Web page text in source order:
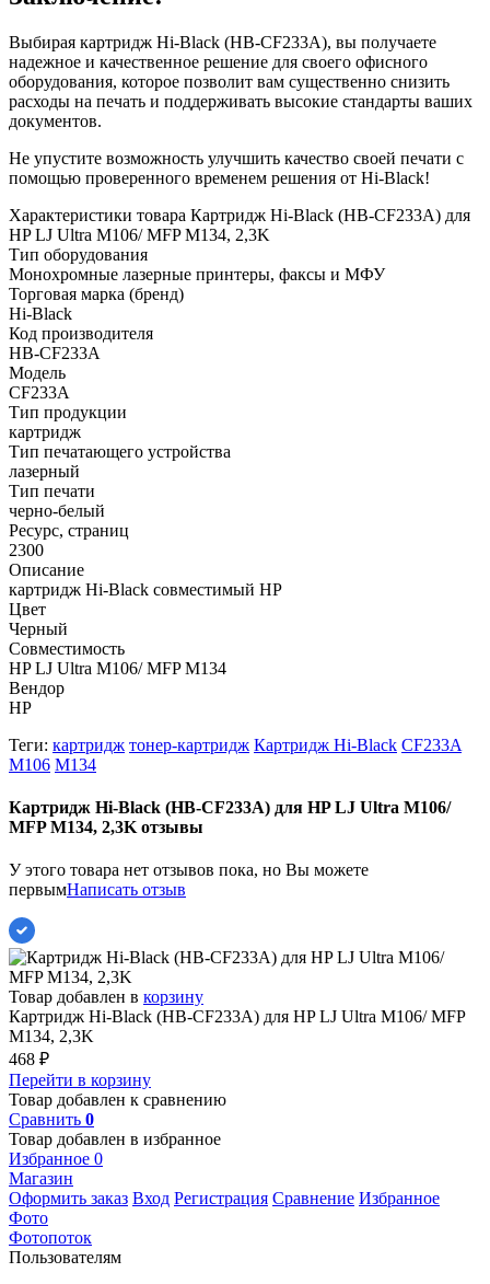
Выбирая картридж Hi-Black (HB-CF233A), вы получаете
надежное и качественное решение для своего офисного
оборудования, которое позволит вам существенно снизить
расходы на печать и поддерживать высокие стандарты ваших
документов.
Не упустите возможность улучшить качество своей печати с
помощью проверенного временем решения от Hi-Black!
Характеристики товара Картридж Hi-Black (HB-CF233A) для
HP LJ Ultra M106/ MFP M134, 2,3K
Тип оборудования
Монохромные лазерные принтеры, факсы и МФУ
Торговая марка (бренд)
Hi-Black
Код производителя
HB-CF233A
Модель
CF233A
Тип продукции
картридж
Тип печатающего устройства
лазерный
Тип печати
черно-белый
Ресурс, страниц
2300
Описание
картридж Hi-Black совместимый HP
Цвет
Черный
Совместимость
HP LJ Ultra M106/ MFP M134
Вендор
HP
Теги: картридж тонер-картридж Картридж Hi-Black CF233A
M106 M134
Картридж Hi-Black (HB-CF233A) для HP LJ Ultra M106/
MFP M134, 2,3K отзывы
У этого товара нет отзывов пока, но Вы можете
первымНаписать отзыв
Товар добавлен в корзину
Картридж Hi-Black (HB-CF233A) для HP LJ Ultra M106/ MFP
M134, 2,3K
468 ₽
Перейти в корзину
Товар добавлен к сравнению
Сравнить 0
Товар добавлен в избранное
Избранное 0
Магазин
Оформить заказ Вход Регистрация Сравнение Избранное
Фото
Фотопоток
Пользователям